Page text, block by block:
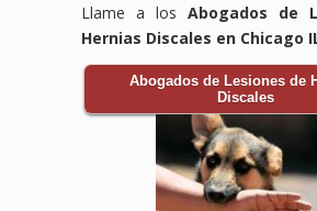
Llame a los Abogados de
Hernias Discales en Chicago
Abogados de Lesiones de
Discales